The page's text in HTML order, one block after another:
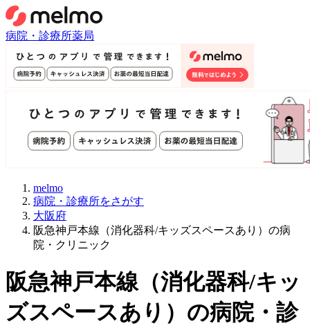
病院・診療所薬局
melmo
病院・診療所をさがす
大阪府
阪急神戸本線（消化器科/キッズスペースあり）の病
院・クリニック
阪急神戸本線（消化器科/キッ
ズスペースあり ） の病院・診